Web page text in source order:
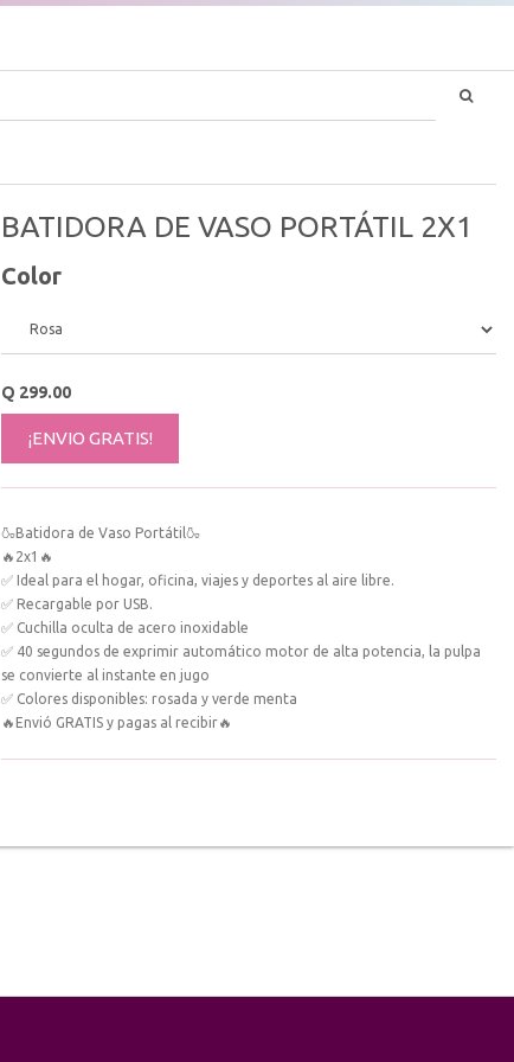
BATIDORA DE VASO PORTÁTIL 2X1
Color
Q 299.00
¡ENVIO GRATIS!
🍶Batidora de Vaso Portátil🍶
🔥2x1🔥
✅ Ideal para el hogar, oficina, viajes y deportes al aire libre.
✅ Recargable por USB.
✅ Cuchilla oculta de acero inoxidable
✅ 40 segundos de exprimir automático motor de alta potencia, la pulpa
se convierte al instante en jugo
✅ Colores disponibles: rosada y verde menta
🔥Envió GRATIS y pagas al recibir🔥